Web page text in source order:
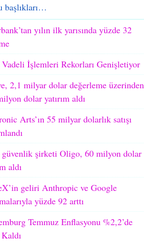
başlıkları…
yılın ilk yarısında yüzde 32
İşlemleri Rekorları Genişletiyor
2,1 milyar dolar değerleme üzerinden
dolar yatırım aldı
Arts’ın 55 milyar dolarlık satışı
güvenlik şirketi Oligo, 60 milyon dolar
aldı
geliri Anthropic ve Google
yüzde 92 arttı
Temmuz Enflasyonu %2,2’de